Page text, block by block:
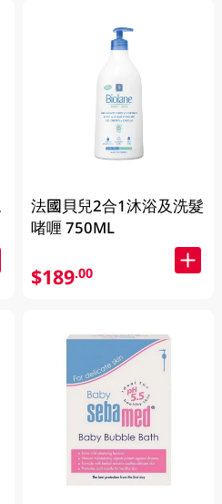
法國貝兒2合1沐浴及洗髮
啫喱 750ML
$189.00